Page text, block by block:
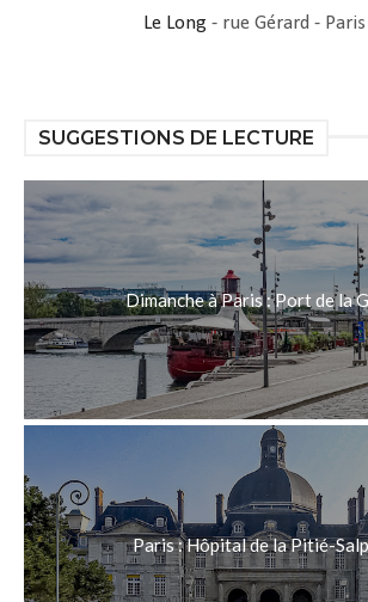
Le Long - rue Gérard -
SUGGESTIONS DE LECTURE
Dimanche à Paris : Port de la
Paris : Hôpital de la Pitié-